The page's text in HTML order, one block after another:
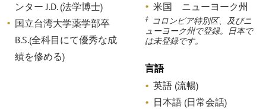
ンター J.D. (法学博士)
国立台湾大学薬学部卒
B.S.(全科目にて優秀な成
績を修める)
米国 ニューヨーク州
‡ コロンビア特別区、及びニ
ューヨーク州で登録。日本で
は未登録です。
言語
英語 (流暢)
日本語 (日常会話)